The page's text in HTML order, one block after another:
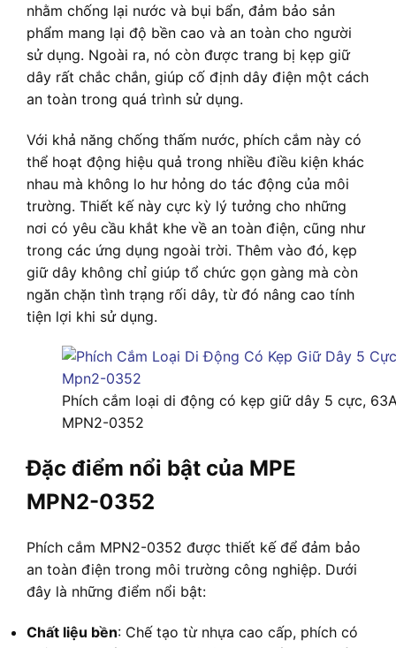
nhằm chống lại nước và bụi bẩn, đảm bảo sản
phẩm mang lại độ bền cao và an toàn cho người
sử dụng. Ngoài ra, nó còn được trang bị kẹp giữ
dây rất chắc chắn, giúp cố định dây điện một cách
an toàn trong quá trình sử dụng.
Với khả năng chống thấm nước, phích cắm này có
thể hoạt động hiệu quả trong nhiều điều kiện khác
nhau mà không lo hư hỏng do tác động của môi
trường. Thiết kế này cực kỳ lý tưởng cho những
nơi có yêu cầu khắt khe về an toàn điện, cũng như
trong các ứng dụng ngoài trời. Thêm vào đó, kẹp
giữ dây không chỉ giúp tổ chức gọn gàng mà còn
ngăn chặn tình trạng rối dây, từ đó nâng cao tính
tiện lợi khi sử dụng.
Phích cắm loại di động có kẹp giữ dây 5 cực,
MPN2-0352
Đặc điểm nổi bật của MPE
MPN2-0352
Phích cắm MPN2-0352 được thiết kế để đảm bảo
an toàn điện trong môi trường công nghiệp. Dưới
đây là những điểm nổi bật:
Chất liệu bền: Chế tạo từ nhựa cao cấp, phích có